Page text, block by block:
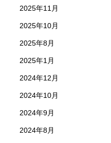
2025年11月
2025年10月
2025年8月
2025年1月
2024年12月
2024年10月
2024年9月
2024年8月